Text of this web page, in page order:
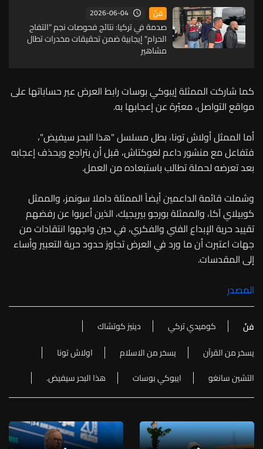
فنّ 2026-06-04
صدمة في تركيا: نتائج فحوصات نجم "التفاح
الحرام" إيجابية ضمن تحقيقات مخدرات تطال
مشاهير
كما شاركت الممثلة إيبوكي بوسات رابط العرض عبر حساباتها على
مواقع التواصل، معبّرة عن إعجابها به.
أما الممثل أولاش تونا، بطل مسلسل "هذا البحر سيفيض"،
فتفاعل مع منشور داعم لغوكتاش، قبل أن يتراجع ويحذف إعجابه
بعد تعرضه لحملة تطالب باستبعاده من العمل.
وشملت قائمة الداعمين أيضاً الممثلة داملا سونمز، والممثل
كوبيلاي آكا، والممثلة بورجو بيريجيك، الذين أعربوا عن رفضهم
تقييد حرية الإبداع الفني والفكري، في حين واجهوا انتقادات من
جهات اعتبرت أن ما ورد في العرض تجاوز حدود حرية التعبير وأساء
إلى المقدسات.
المصدر
فنّ كوميدي تركي
دينيز كوتشاك
يسخر من القرآن
يسخر من الاسلام
اولاش تونا
التشين سانغو
ايبوكي بوسات هذا البحر سيفيض.